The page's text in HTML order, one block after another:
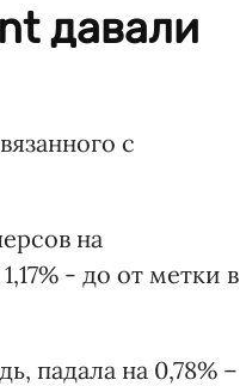
давали
с
на
- до от метки в
падала на 0,78% –